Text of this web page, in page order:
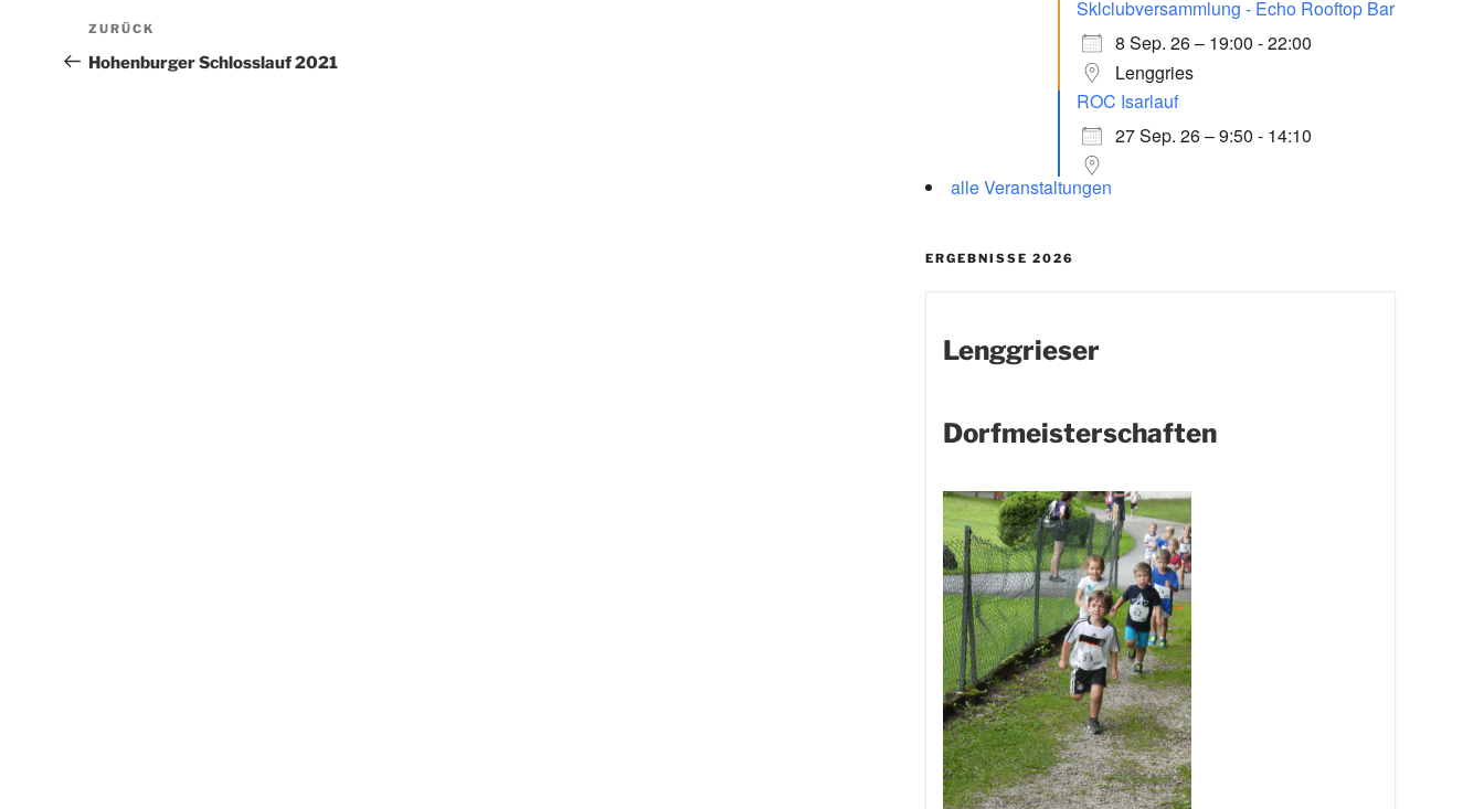
Beitragsnavigation
Vorheriger
Beitrag
ZURÜCK
Hohenburger Schlosslauf 2021
Sklclubversammlung - Echo Rooftop Bar
8 Sep. 26 – 19:00 - 22:00
Lenggries
ROC Isarlauf
27 Sep. 26 – 9:50 - 14:10
alle Veranstaltungen
ERGEBNISSE 2026
Lenggrieser
Dorfmeisterschaften